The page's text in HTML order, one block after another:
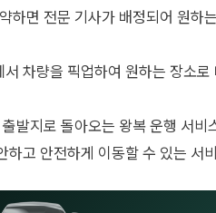
하면 전문 기사가 배정되어 원하
차량을 픽업하여 원하는 장소
발지로 돌아오는 왕복 운행 서비
고 안전하게 이동할 수 있는 서